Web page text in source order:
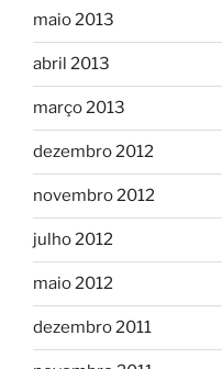
maio 2013
abril 2013
março 2013
dezembro 2012
novembro 2012
julho 2012
maio 2012
dezembro 2011